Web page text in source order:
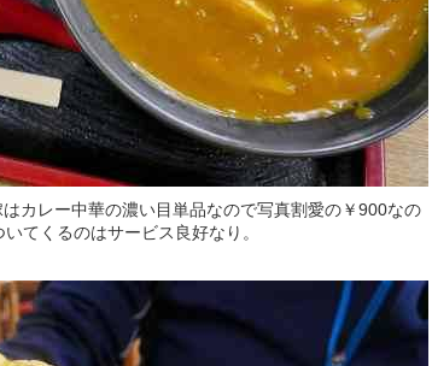
カレー中華の濃い目単品なので写真割愛の￥900なの
てくるのはサービス良好なり。